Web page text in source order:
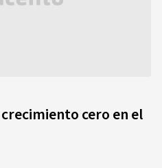
cero en el